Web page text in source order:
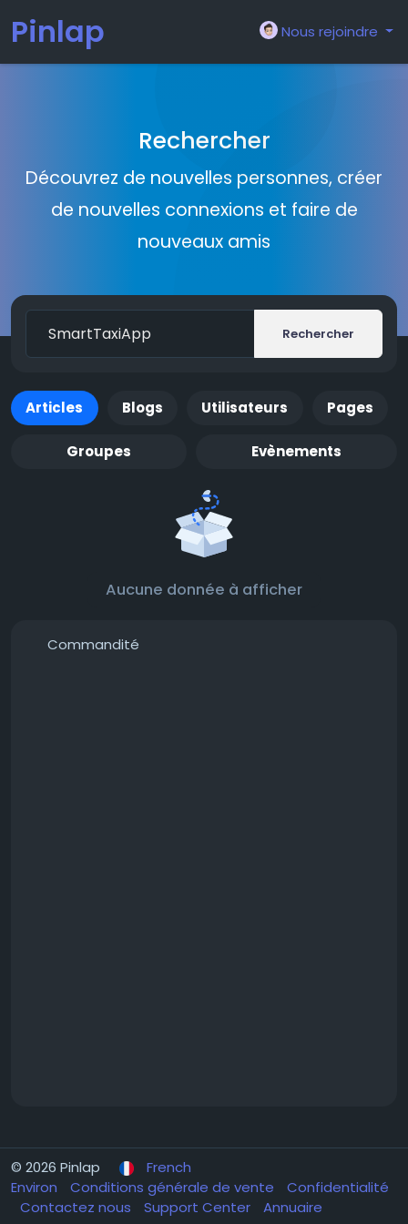
Pinlap Nous rejoindre
Rechercher
Découvrez de nouvelles personnes, créer
de nouvelles connexions et faire de
nouveaux amis
Rechercher
Articles Blogs Utilisateurs Pages
Groupes Evènements
Aucune donnée à afficher
Commandité
© 2026 Pinlap
French
Environ
Conditions générale de vente
Confidentialité
Contactez nous
Support Center Annuaire